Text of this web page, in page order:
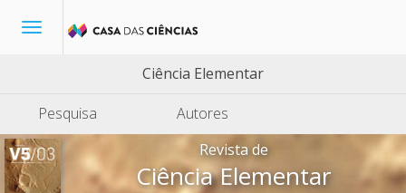
Toggle
Ciência Elementar
Pesquisa
Autores
Revista de
Ciência Elementar